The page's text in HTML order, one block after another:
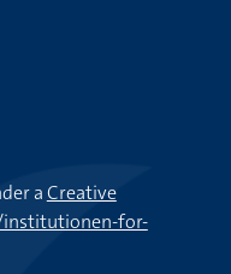
aCreative
for-